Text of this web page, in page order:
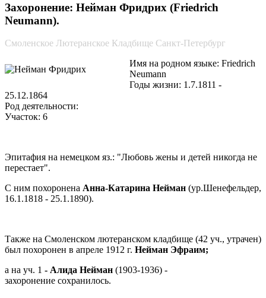
Захоронение: Нейман Фридрих (Friedrich
Neumann).
Смоленское Лютеранское Кладбище Санкт-Петербург
Имя на родном языке: Friedrich
Neumann
Годы жизни: 1.7.1811 -
25.12.1864
Род деятельности:
Участок: 6
Эпитафия на немецком яз.: "Любовь жены и детей никогда не
перестает".
С ним похоронена Анна-Катарина Нейман (ур.Шенефельдер,
16.1.1818 - 25.1.1890).
Также на Смоленском лютеранском кладбище (42 уч., утрачен)
был похоронен в апреле 1912 г. Нейман Эфраим;
а на уч. 1 - Алида Нейман (1903-1936) -
захоронение сохранилось.